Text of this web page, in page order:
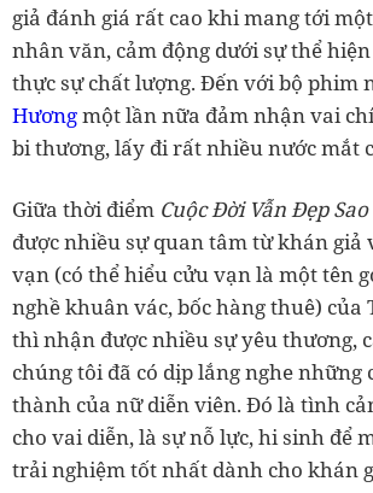
giả đánh giá rất cao khi mang tới
nhân văn, cảm động dưới sự thể
thực sự chất lượng. Đến với bộ phim
Hươngmột lần nữa đảm nhận vai
bi thương, lấy đi rất nhiều nước mắt
Giữa thời điểm Cuộc Đời Vẫn Đẹp Sao
được nhiều sự quan tâm từ khán giả
vạn (có thể hiểu cửu vạn là một tên
nghề khuân vác, bốc hàng thuê) của
thì nhận được nhiều sự yêu thương,
chúng tôi đã có dịp lắng nghe những
thành của nữ diễn viên. Đó là tình
cho vai diễn, là sự nỗ lực, hi sinh để
trải nghiệm tốt nhất dành cho khán